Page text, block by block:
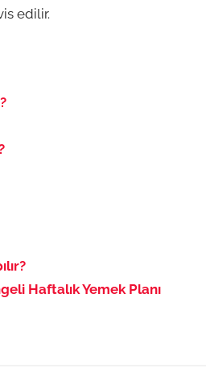
edilir.
Haftalık Yemek Planı